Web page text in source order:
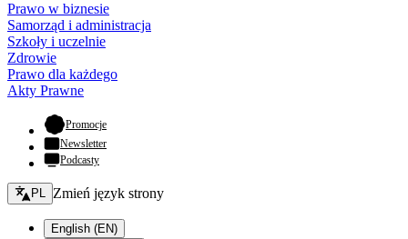
Prawo w biznesie
Samorząd i administracja
Szkoły i uczelnie
Zdrowie
Prawo dla każdego
Akty Prawne
Promocje- otwiera się w nowej karcie
Newsletter
Podcasty
Zmień język - bieżący:
PL Zmień język strony
English (EN)